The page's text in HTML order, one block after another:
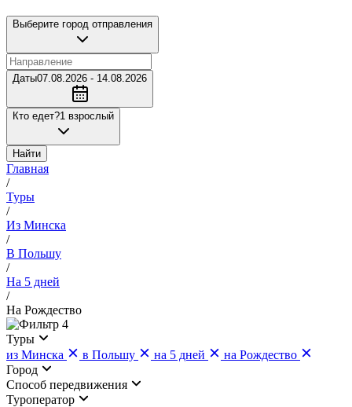
Выберите город отправления
Даты07.08.2026 - 14.08.2026
Кто едет?1 взрослый
Найти
Главная
/
Туры
/
Из Минска
/
В Польшу
/
На 5 дней
/
На Рождество
4
Туры
из Минска
в Польшу на 5 дней
на Рождество
Город
Cпособ передвижения
Туроператор